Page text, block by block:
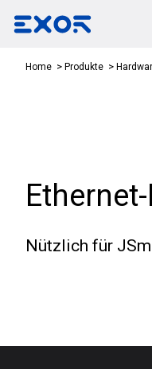
Home Produkte
Ethernet-
Nützlich für